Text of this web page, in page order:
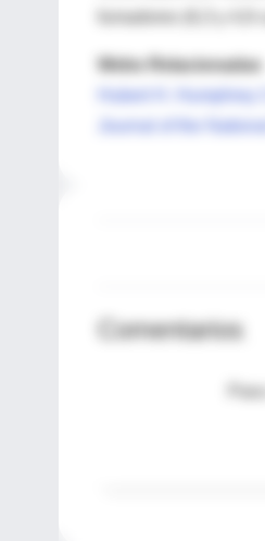
Webs Relacionadas
Comentarios